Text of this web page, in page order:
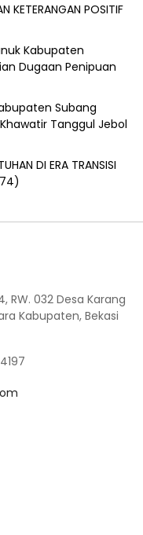
KETERANGAN POSITIF
Kabupaten
Dugaan Penipuan
Subang
Tanggul Jebol
DI ERA TRANSISI
RW. 032 Desa Karang
Kabupaten, Bekasi